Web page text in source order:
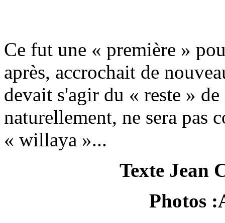
Ce fut une « première »
après, accrochait de
devait s'agir du « reste »
naturellement, ne sera pas
« willaya »...
Texte Jean
Photos